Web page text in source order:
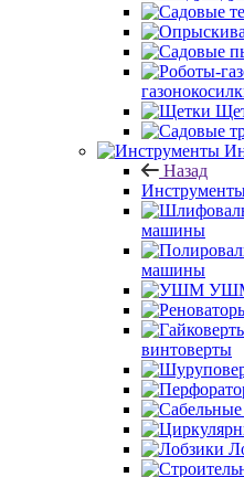
Назад
машины
машины
винтоверты